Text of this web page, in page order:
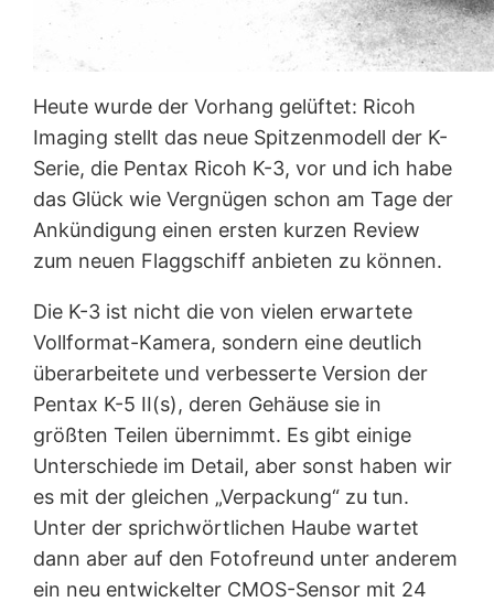
Heute wurde der Vorhang gelüftet: Ricoh
Imaging stellt das neue Spitzenmodell der K-
Serie, die Pentax Ricoh K-3, vor und ich habe
das Glück wie Vergnügen schon am Tage der
Ankündigung einen ersten kurzen Review
zum neuen Flaggschiff anbieten zu können.
Die K-3 ist nicht die von vielen erwartete
Vollformat-Kamera, sondern eine deutlich
überarbeitete und verbesserte Version der
Pentax K-5 II(s), deren Gehäuse sie in
größten Teilen übernimmt. Es gibt einige
Unterschiede im Detail, aber sonst haben wir
es mit der gleichen „Verpackung“ zu tun.
Unter der sprichwörtlichen Haube wartet
dann aber auf den Fotofreund unter anderem
ein neu entwickelter CMOS-Sensor mit 24